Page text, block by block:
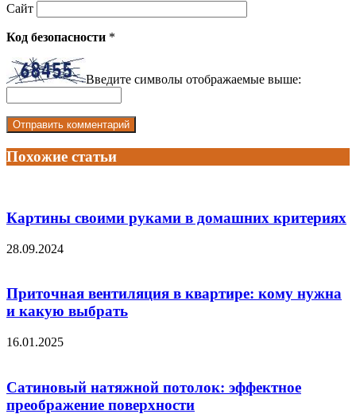
Сайт
Код безопасности *
Введите символы отображаемые выше:
Похожие статьи
Картины своими руками в домашних критериях
28.09.2024
Приточная вентиляция в квартире: кому нужна
и какую выбрать
16.01.2025
Сатиновый натяжной потолок: эффектное
преображение поверхности